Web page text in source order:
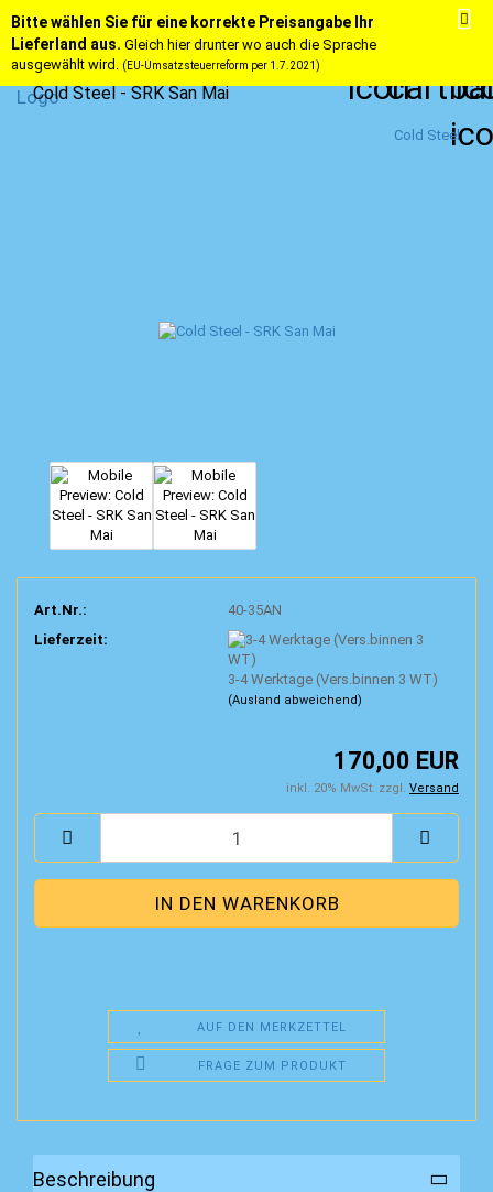
Bitte wählen Sie für eine korrekte Preisangabe Ihr
Lieferland aus. Gleich hier drunter wo auch die Sprache
ausgewählt wird. (EU-Umsatzsteuerreform per 1.7.2021)
Cold Steel - SRK San Mai
Cold Steel
Art.Nr.:
40-35AN
Lieferzeit:
3-4 Werktage (Vers.binnen 3 WT)
(Ausland abweichend)
170,00 EUR
inkl. 20% MwSt. zzgl. Versand
AUF DEN MERKZETTEL
FRAGE ZUM PRODUKT
Beschreibung